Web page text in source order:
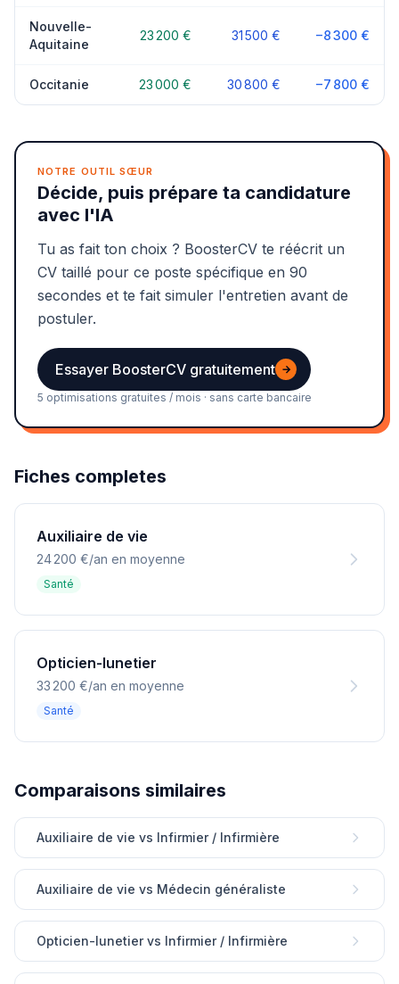
Nouvelle-
Aquitaine
23 200 € 31 500 € −8 300 €
Occitanie 23 000 € 30 800 € −7 800 €
NOTRE OUTIL SŒUR
Décide, puis prépare ta candidature
avec l'IA
Tu as fait ton choix ? BoosterCV te réécrit un
CV taillé pour ce poste spécifique en 90
secondes et te fait simuler l'entretien avant de
postuler.
Essayer BoosterCV gratuitement →
5 optimisations gratuites / mois · sans carte bancaire
Fiches completes
Auxiliaire de vie
24 200 €/an en moyenne
Santé
Opticien-lunetier
33 200 €/an en moyenne
Santé
Comparaisons similaires
Auxiliaire de vie vs Infirmier / Infirmière
Auxiliaire de vie vs Médecin généraliste
Opticien-lunetier vs Infirmier / Infirmière